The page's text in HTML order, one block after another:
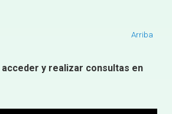
Arriba
acceder y realizar consultas en